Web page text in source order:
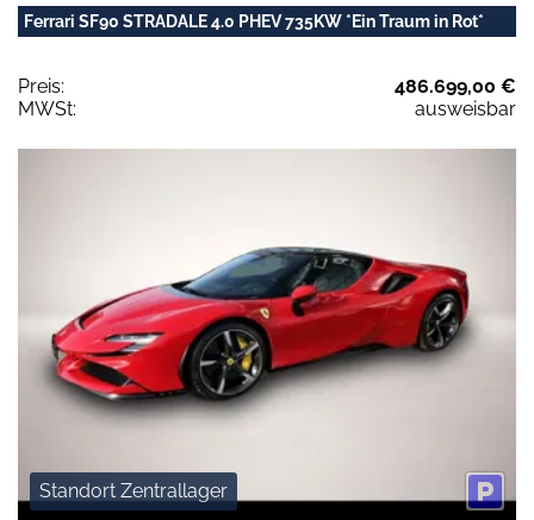
Ferrari SF90 STRADALE 4.0 PHEV 735KW *Ein Traum in Rot*
Preis:
486.699,00 €
MWSt:
ausweisbar
Standort Zentrallager